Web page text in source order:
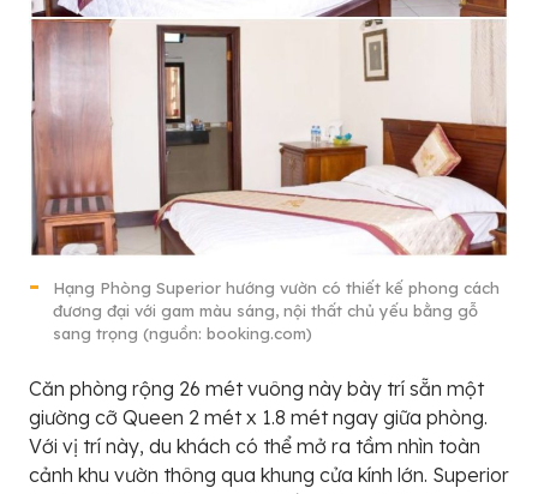
Hạng Phòng Superior hướng vườn có thiết kế phong cách
đương đại với gam màu sáng, nội thất chủ yếu bằng gỗ
sang trọng (nguồn: booking.com)
Căn phòng rộng 26 mét vuông này bày trí sẵn một
giường cỡ Queen 2 mét x 1.8 mét ngay giữa phòng.
Với vị trí này, du khách có thể mở ra tầm nhìn toàn
cảnh khu vườn thông qua khung cửa kính lớn. Superior